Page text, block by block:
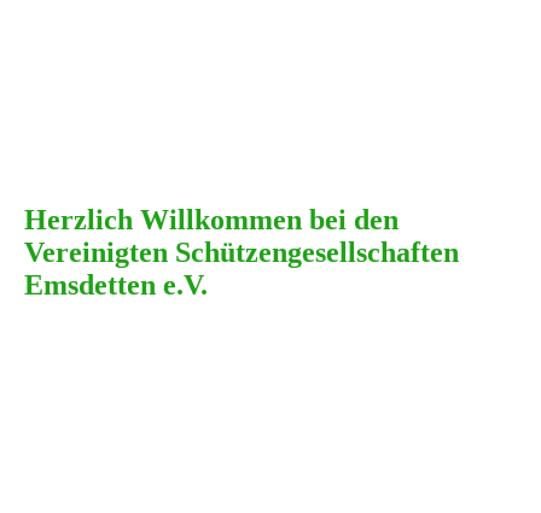
Herzlich Willkommen bei den
Vereinigten Schützengesellschaften
Emsdetten e.V.